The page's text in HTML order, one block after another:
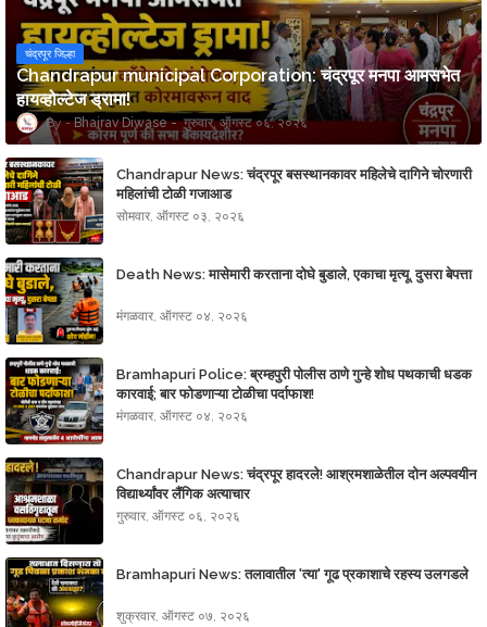
चंद्रपूर जिल्हा
Chandrapur municipal Corporation: चंद्रपूर मनपा आमसभेत
हायव्होल्टेज ड्रामा!
Bhairav Diwase गुरुवार, ऑगस्ट ०६, २०२६
Chandrapur News: चंद्रपूर बसस्थानकावर महिलेचे दागिने चोरणारी
महिलांची टोळी गजाआड
सोमवार, ऑगस्ट ०३, २०२६
Death News: मासेमारी करताना दोघे बुडाले, एकाचा मृत्यू, दुसरा बेपत्ता
मंगळवार, ऑगस्ट ०४, २०२६
Bramhapuri Police: ब्रम्हपुरी पोलीस ठाणे गुन्हे शोध पथकाची धडक
कारवाई; बार फोडणाऱ्या टोळीचा पर्दाफाश!
मंगळवार, ऑगस्ट ०४, २०२६
Chandrapur News: चंद्रपूर हादरले! आश्रमशाळेतील दोन अल्पवयीन
विद्यार्थ्यांवर लैंगिक अत्याचार
गुरुवार, ऑगस्ट ०६, २०२६
Bramhapuri News: तलावातील 'त्या' गूढ प्रकाशाचे रहस्य उलगडले
शुक्रवार, ऑगस्ट ०७, २०२६